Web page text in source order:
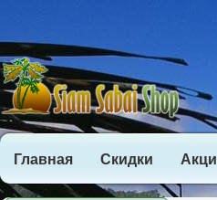
Главная Скидки